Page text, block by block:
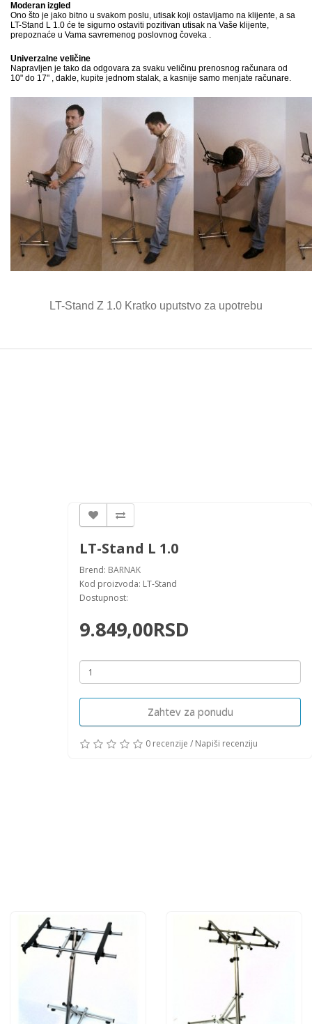
Moderan izgled
Ono što je jako bitno u svakom poslu, utisak koji ostavljamo na klijente, a sa
LT-Stand L 1.0 će te sigurno ostaviti pozitivan utisak na Vaše klijente,
prepoznaće u Vama savremenog poslovnog čoveka .
Univerzalne veličine
Napravljen je tako da odgovara za svaku veličinu prenosnog računara od
10" do 17" , dakle, kupite jednom stalak, a kasnije samo menjate računare.
LT-Stand Z 1.0 Kratko uputstvo za upotrebu
LT-Stand L 1.0
Brend: BARNAK
Kod proizvoda: LT-Stand
Dostupnost:
9.849,00RSD
Zahtev za ponudu
0 recenzije / Napiši recenziju